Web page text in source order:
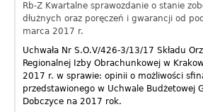
Rb-Z Kwartalne sprawozdanie o stanie
dłużnych oraz poręczeń i gwarancji od
marca 2017 r.
Uchwała Nr S.O.V/426-3/13/17 Składu
Regionalnej Izby Obrachunkowej w
2017 r. w sprawie: opinii o możliwości
przedstawionego w Uchwale Budżetowej
Dobczyce na 2017 rok.